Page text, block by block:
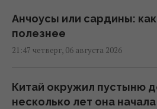
Анчоусы или сардины:
полезнее
21:47 четверг, 06 августа 2026
Китай окружил пустыню
несколько лет она